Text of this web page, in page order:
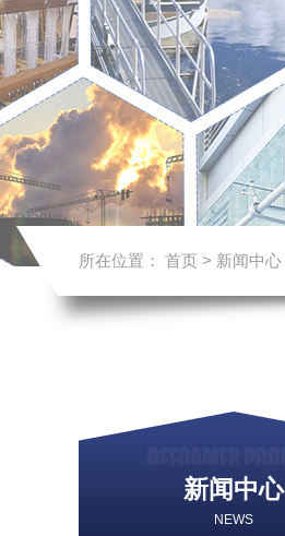
所在位置： 首页 > 新闻中心
新闻中心
NEWS